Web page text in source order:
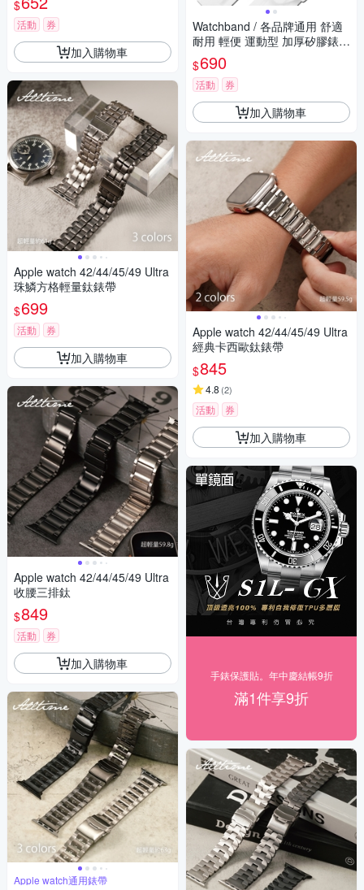
$
活動 券
加入購物車
Apple watch 42/44/45/49 Ultra
珠鱗方格輕量鈦錶帶
$699
活動 券
加入購物車
Apple watch 42/44/45/49 Ultra
收腰三排鈦
$849
活動 券
加入購物車
Apple watch通用錶帶
Watchband / 各品牌通用 舒適
耐用 輕便 運動型 加厚矽膠錶
帶-白色
$690
活動 券
加入購物車
Apple watch 42/44/45/49 Ultra
經典卡西歐鈦錶帶
$845
4.8 (2)
活動 券
加入購物車
手錶保護貼。年中慶結帳9折
滿1件享9折